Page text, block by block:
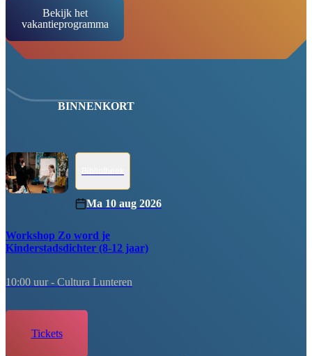
Bekijk het
vakantieprogramma
BINNENKORT
Ma 10 aug 2026
Workshop Zo word je
Kinderstadsdichter (8-12 jaar)
10:00 uur - Cultura Lunteren
tickets